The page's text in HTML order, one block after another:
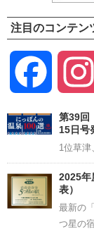
注目のコンテン
第39回
15日号
1位草津
2025年
表）
最新の
つ星の